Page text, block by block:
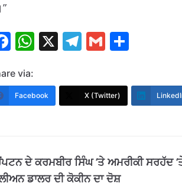
F
e
b
k
W
at
s
p
X T
e
gr
G
ai
l
ar
e
via:
Facebook X (Twitter)
ਦੇ ਕਰਮਬੀਰ ਸਿੰਘ ‘ਤੇ ਅਮਰੀਕੀ ਸਰਹੱਦ
ਡਾਲਰ ਦੀ ਕੋਕੀਨ ਦਾ ਦੋਸ਼